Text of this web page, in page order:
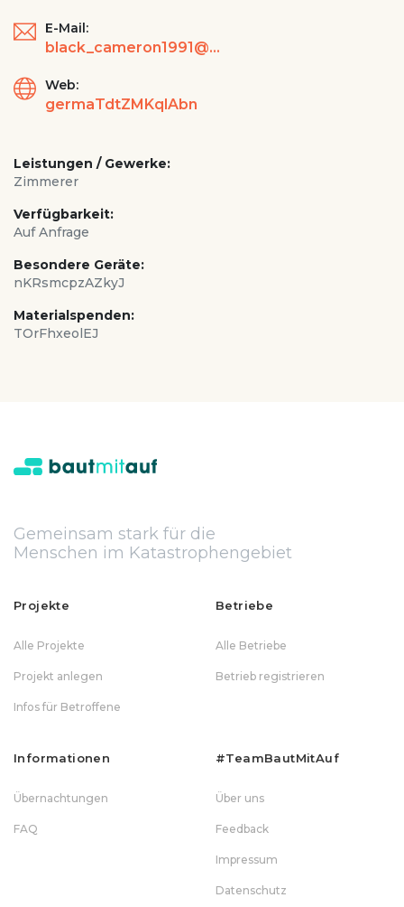
E-Mail:
black_cameron1991@yahoo.com
Web:
germaTdtZMKqlAbn
Leistungen / Gewerke:
Zimmerer
Verfügbarkeit:
Auf Anfrage
Besondere Geräte:
nKRsmcpzAZkyJ
Materialspenden:
TOrFhxeolEJ
Gemeinsam stark für die
Menschen im Katastrophengebiet
Projekte
Alle Projekte
Projekt anlegen
Infos für Betroffene
Betriebe
Alle Betriebe
Betrieb registrieren
Informationen
Übernachtungen
FAQ
#teamBautMitAuf
Über uns
Feedback
Impressum
Datenschutz